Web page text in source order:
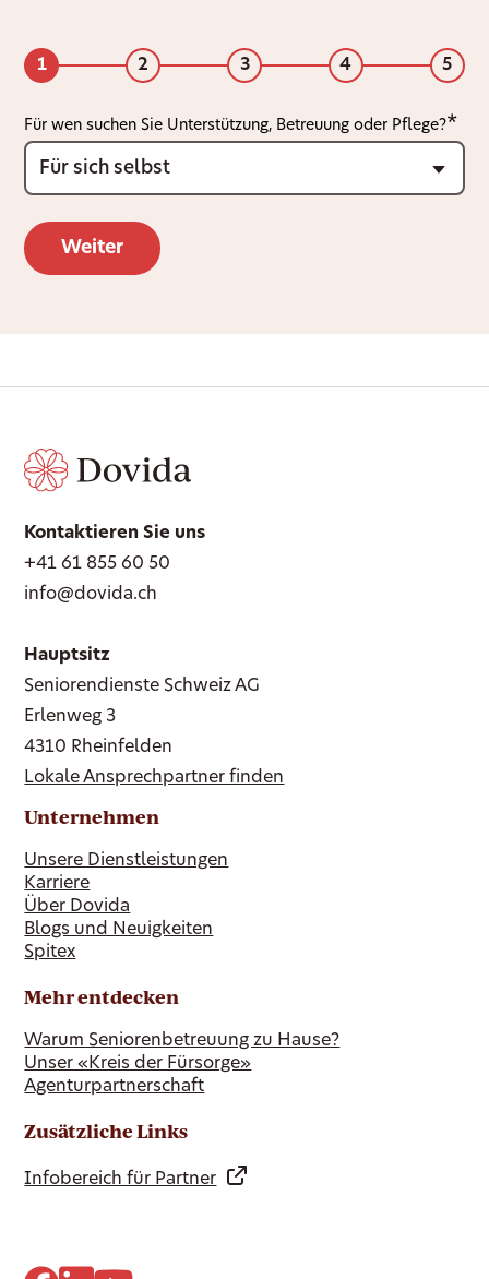
1 2 3 4 5
Für wen suchen Sie Unterstützung, Betreuung oder Pflege?
Kontaktieren Sie uns
+41 61 855 60 50
info@dovida.ch
Hauptsitz
Seniorendienste Schweiz AG
Erlenweg 3
4310 Rheinfelden
Lokale Ansprechpartner finden
Unternehmen
Unsere Dienstleistungen
Karriere
Über Dovida
Blogs und Neuigkeiten
Spitex
Mehr entdecken
Warum Seniorenbetreuung zu Hause?
Unser «Kreis der Fürsorge»
Agenturpartnerschaft
Zusätzliche Links
Infobereich für Partner